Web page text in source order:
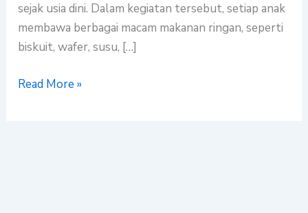
sejak usia dini. Dalam kegiatan tersebut, setiap anak
membawa berbagai macam makanan ringan, seperti
biskuit, wafer, susu, […]
Read More »